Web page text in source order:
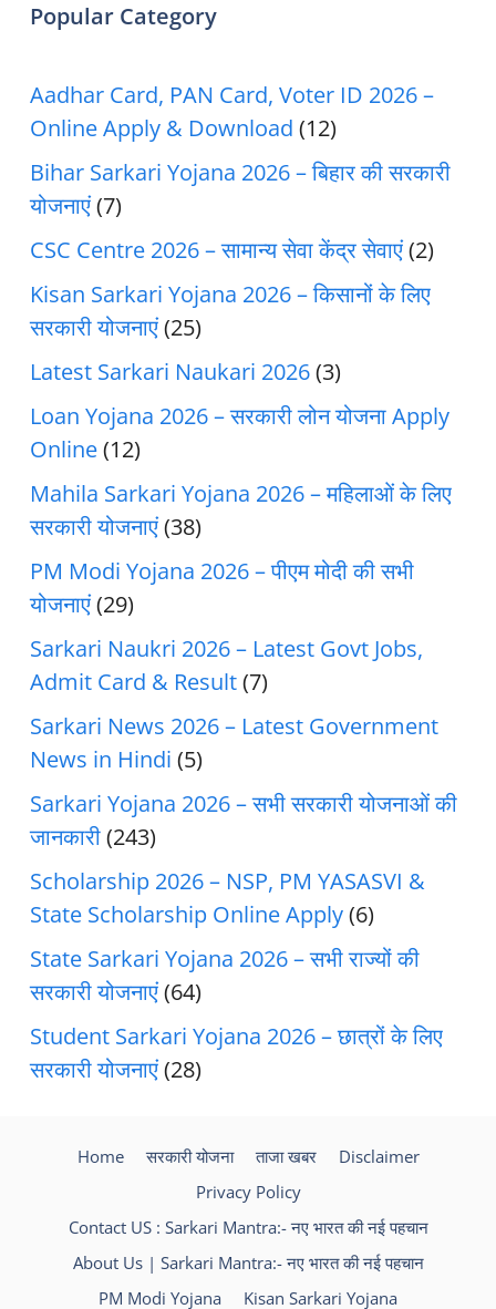
Popular Category
Aadhar Card, PAN Card, Voter ID 2026 –
Online Apply & Download (12)
Bihar Sarkari Yojana 2026 – बिहार की सरकारी
योजनाएं(7)
CSC Centre 2026 – सामान्य सेवा केंद्र सेवाएं(2)
Kisan Sarkari Yojana 2026 – किसानों के लिए
सरकारी योजनाएं(25)
Latest Sarkari Naukari 2026(3)
Loan Yojana 2026 – सरकारी लोन योजना Apply
Online(12)
Mahila Sarkari Yojana 2026 – महिलाओं के लिए
सरकारी योजनाएं(38)
PM Modi Yojana 2026 – पीएम मोदी की सभी
योजनाएं(29)
Sarkari Naukri 2026 – Latest Govt Jobs,
Admit Card & Result(7)
Sarkari News 2026 – Latest Government
News in Hindi (5)
Sarkari Yojana 2026 – सभी सरकारी योजनाओं की
जानकारी(243)
Scholarship 2026 – NSP, PM YASASVI &
State Scholarship Online Apply(6)
State Sarkari Yojana 2026 – सभी राज्यों की
सरकारी योजनाएं(64)
Student Sarkari Yojana 2026 – छात्रों के लिए
सरकारी योजनाएं(28)
Home सरकारी योजना ताजा खबर
Disclaimer
Privacy Policy
Contact US : Sarkari Mantra:- नए भारत की नई पहचान
About Us | Sarkari Mantra:- नए भारत की नई पहचान
PM Modi Yojana
Kisan Sarkari Yojana